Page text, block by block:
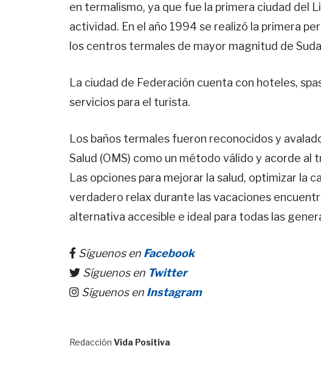
en termalismo, ya que fue la primera ciudad del
actividad. En el año 1994 se realizó la primera
los centros termales de mayor magnitud de
La ciudad de Federación cuenta con hoteles,
servicios para el turista.
Los baños termales fueron reconocidos y
Salud (OMS) como un método válido y acorde
Las opciones para mejorar la salud, optimizar la
verdadero relax durante las vacaciones
alternativa accesible e ideal para todas las
Síguenos en Facebook
Síguenos en Twitter
Síguenos en Instagram
Redacción Vida Positiva